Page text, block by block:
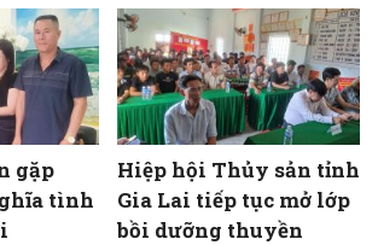
gặp
tình
Hiệp hội Thủy sản tỉnh
Gia Lai tiếp tục mở lớp
bồi dưỡng thuyền